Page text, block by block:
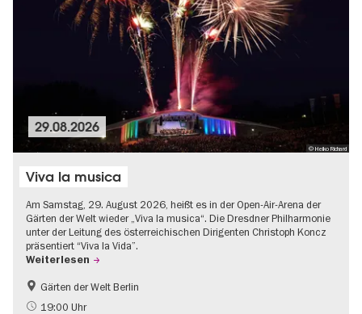
© Heiko Richard
29.08.2026
Viva la musica
Am Samstag, 29. August 2026, heißt es in der Open-Air-Arena der
Gärten der Welt wieder „Viva la musica“. Die Dresdner Philharmonie
unter der Leitung des österreichischen Dirigenten Christoph Koncz
präsentiert “Viva la Vida”.
Weiterlesen
Im Grünen
Musikstadt
Gärten der Welt Berlin
19:00 Uhr